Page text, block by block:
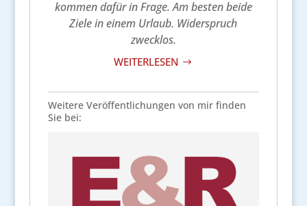
kommen dafür in Frage. Am besten beide
Ziele in einem Urlaub. Widerspruch
zwecklos.
WEITERLESEN $
Weitere Veröffentlichungen von mir finden
Sie bei: